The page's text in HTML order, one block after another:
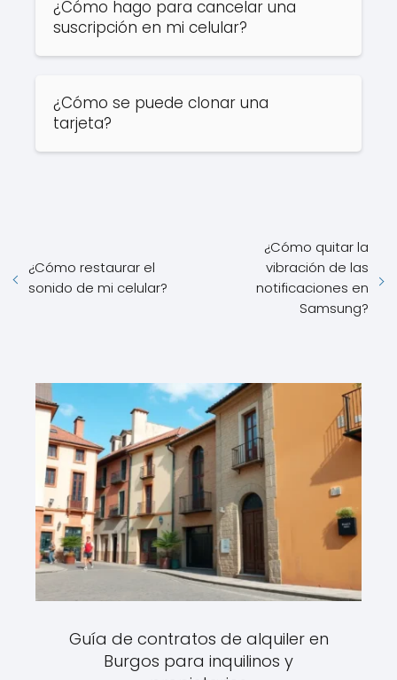
¿Cómo hago para cancelar una
suscripción en mi celular?
¿Cómo se puede clonar una
tarjeta?
¿Cómo restaurar el
sonido de mi celular?
¿Cómo quitar la
vibración de las
notificaciones en
Samsung?
Guía de contratos de alquiler en
Burgos para inquilinos y